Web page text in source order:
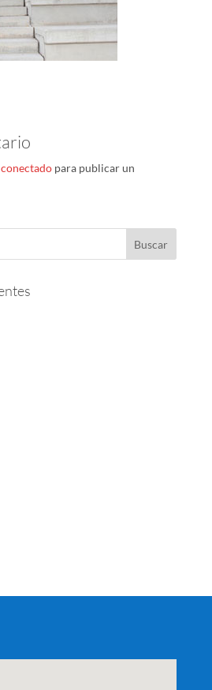
conectadopara publicar un